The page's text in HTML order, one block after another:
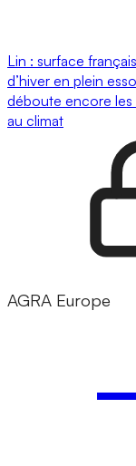
Lin : surface
d’hiver en plein
déboute encore les
au climat
AGRA Europe